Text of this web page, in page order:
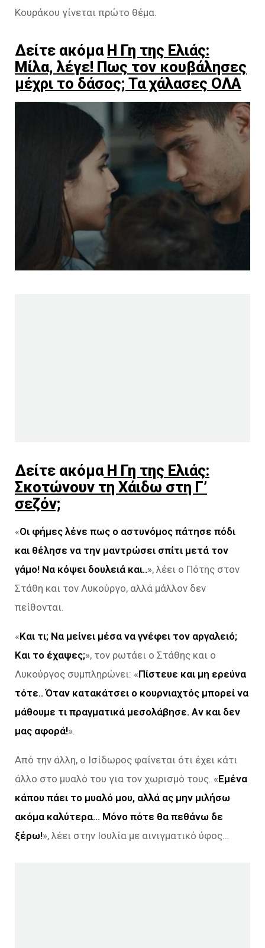
Κουράκου γίνεται πρώτο θέμα.
Δείτε ακόμα Η Γη της Ελιάς:
Μίλα, λέγε! Πως τον κουβάλησες
μέχρι το δάσος; Τα χάλασες ΟΛΑ
Δείτε ακόμαΗ Γη της Ελιάς:
Σκοτώνουν τη Χάιδω στη Γ’
σεζόν;
«Οι φήμες λένε πως ο αστυνόμος πάτησε πόδι
και θέλησε να την μαντρώσει σπίτι μετά τον
γάμο! Να κόψει δουλειά και..», λέει ο Πότης στον
Στάθη και τον Λυκούργο, αλλά μάλλον δεν
πείθονται.
«Και τι; Να μείνει μέσα να γνέφει τον αργαλειό;
Και το έχαψες;», τον ρωτάει ο Στάθης και ο
Λυκούργος συμπληρώνει: «Πίστευε και μη ερεύνα
τότε.. Όταν κατακάτσει ο κουρνιαχτός μπορεί να
μάθουμε τι πραγματικά μεσολάβησε. Αν και δεν
μας αφορά!».
Από την άλλη, ο Ισίδωρος φαίνεται ότι έχει κάτι
άλλο στο μυαλό του για τον χωρισμό τους. «Εμένα
κάπου πάει το μυαλό μου, αλλά ας μην μιλήσω
ακόμα καλύτερα… Μόνο πότε θα πεθάνω δε
ξέρω!», λέει στην Ιουλία με αινιγματικό ύφος…